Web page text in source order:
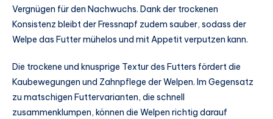
Vergnügen für den Nachwuchs. Dank der trockenen
Konsistenz bleibt der Fressnapf zudem sauber, sodass der
Welpe das Futter mühelos und mit Appetit verputzen kann.
Die trockene und knusprige Textur des Futters fördert die
Kaubewegungen und Zahnpflege der Welpen. Im Gegensatz
zu matschigen Futtervarianten, die schnell
zusammenklumpen, können die Welpen richtig darauf